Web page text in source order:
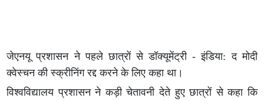
जेएनयू प्रशासन ने पहले छात्रों से डॉक्यूमेंट्री - इंडिया: द मोदी
क्वेस्चन की स्क्रीनिंग रद्द करने के लिए कहा था।
विश्वविद्यालय प्रशासन ने कड़ी चेतावनी देते हुए छात्रों से कहा कि